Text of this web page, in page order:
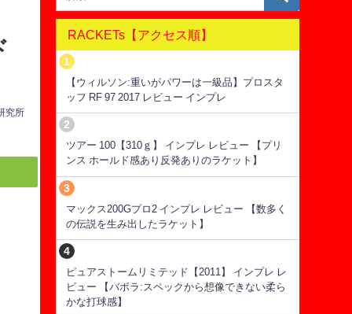
究所
RACKETs【アクセス順】
【ウィルソン:重いがパワーは一級品】プロスタ
ッフ RF 97 2017 レビュー インプレ
ツアー 100【310ｇ】 インプレ レビュー 【プリ
ンス ホールド感あり反発ありのラケット】
マックス200Gプロ2 インプレ レビュー 【数多く
の伝説を生み出したラケット】
ピュアストームリミテッド【2011】 インプレ レ
ビュー 【バボラ:スペックから想像できない柔ら
かな打球感】